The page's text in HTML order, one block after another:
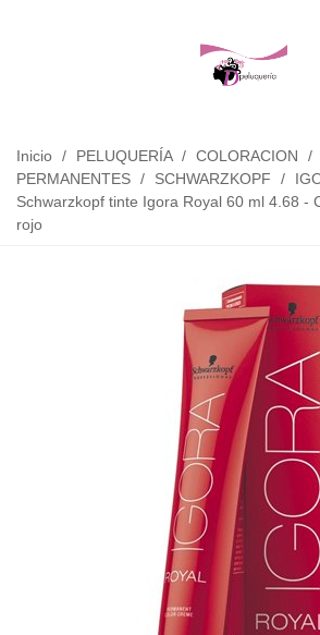
Inicio / PELUQUERÍA / COLORACION /
PERMANENTES / SCHWARZKOPF /
Schwarzkopf tinte Igora Royal 60 ml 4.68 -
rojo